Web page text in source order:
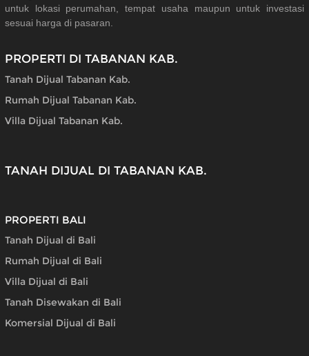
untuk lokasi perumahan, tempat usaha maupun untuk investasi
sesuai harga di pasaran.
PROPERTI DI TABANAN KAB.
Tanah Dijual Tabanan Kab.
Rumah Dijual Tabanan Kab.
Villa Dijual Tabanan Kab.
TANAH DIJUAL DI TABANAN KAB.
PROPERTI BALI
Tanah Dijual di Bali
Rumah Dijual di Bali
Villa Dijual di Bali
Tanah Disewakan di Bali
Komersial Dijual di Bali